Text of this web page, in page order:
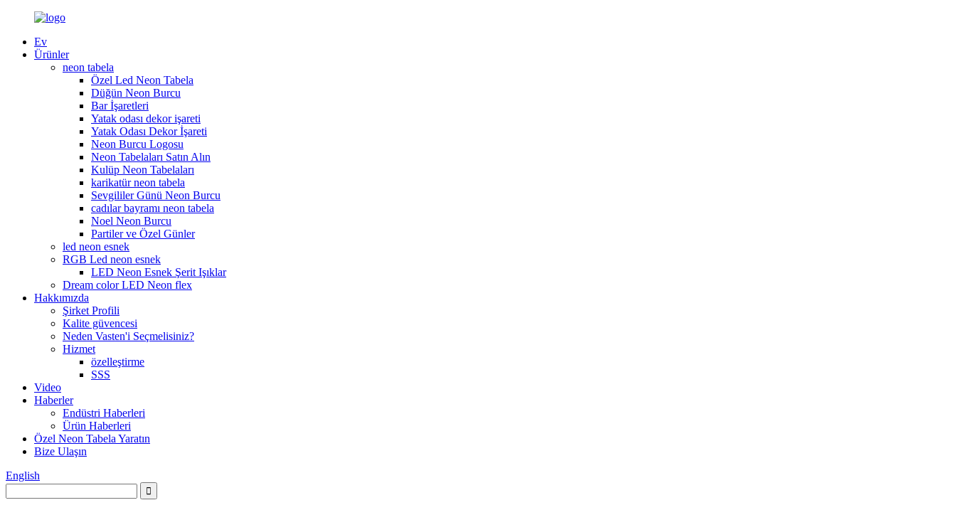
Ev
Ürünler
neon tabela
Özel Led Neon Tabela
Düğün Neon Burcu
Bar İşaretleri
Yatak odası dekor işareti
Yatak Odası Dekor İşareti
Neon Burcu Logosu
Neon Tabelaları Satın Alın
Kulüp Neon Tabelaları
karikatür neon tabela
Sevgililer Günü Neon Burcu
cadılar bayramı neon tabela
Noel Neon Burcu
Partiler ve Özel Günler
led neon esnek
RGB Led neon esnek
LED Neon Esnek Şerit Işıklar
Dream color LED Neon flex
Hakkımızda
Şirket Profili
Kalite güvencesi
Neden Vasten'i Seçmelisiniz?
Hizmet
özelleştirme
SSS
Video
Haberler
Endüstri Haberleri
Ürün Haberleri
Özel Neon Tabela Yaratın
Bize Ulaşın
English